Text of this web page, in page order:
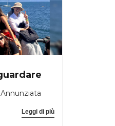
Annunziata
Leggi di più